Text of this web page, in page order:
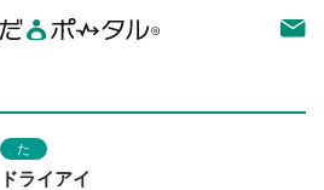
た
ドライアイ